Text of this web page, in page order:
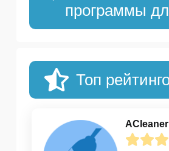
программы
Топ
ACleaner